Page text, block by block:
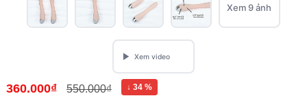
Xem 9 ảnh
360.000₫ 550.000₫ ↓ 34 %